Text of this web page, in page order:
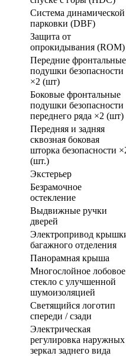
Система динамической
парковки (DBF)
Защита от
опрокидывания (ROM)
Передние фронтальные
подушки безопасности
×2 (шт)
Боковые фронтальные
подушки безопасности
переднего ряда ×2 (шт)
Передняя и задняя
сквозная боковая
шторка безопасности
(шт.)
Экстерьер
Безрамочное
остекление
Выдвижные ручки
дверей
Электропривод
багажного отделения
Панорамная крыша
Многослойное лобовое
стекло с улучшенной
шумоизоляцией
Светящийся логотип
спереди / сзади
Электрическая
регулировка наружных
зеркал заднего вида